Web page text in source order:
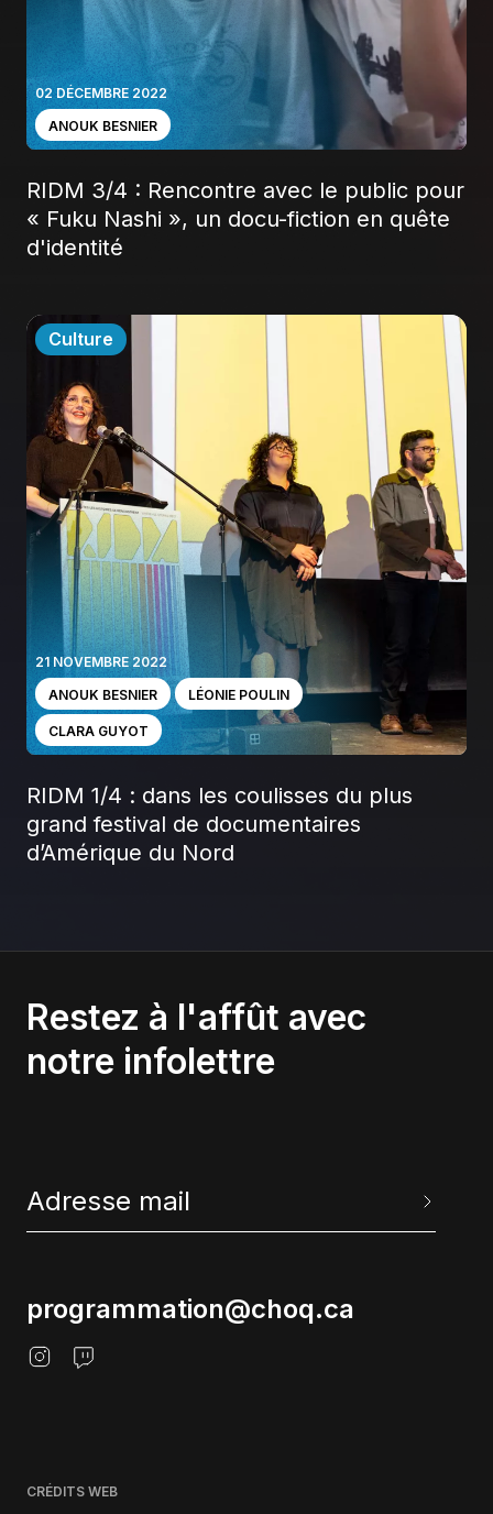
02 DÉCEMBRE 2022
ANOUK BESNIER
RIDM 3/4 : Rencontre avec le public pour
« Fuku Nashi », un docu-fiction en quête
d'identité
Culture
21 NOVEMBRE 2022
ANOUK BESNIER
LÉONIE POULIN
CLARA GUYOT
RIDM 1/4 : dans les coulisses du plus
grand festival de documentaires
d’Amérique du Nord
Restez à l'affût avec
notre infolettre
programmation@choq.ca
CRÉDITS WEB